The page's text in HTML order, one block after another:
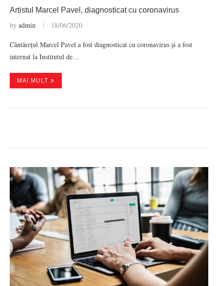
Artistul Marcel Pavel, diagnosticat cu coronavirus
by admin 18/06/2020
Cântărețul Marcel Pavel a fost diagnosticat cu coronavirus și a fost
internat la Institutul de…
MAI MULT